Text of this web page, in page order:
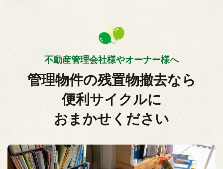
不動産管理会社様やオーナー様へ
管理物件の残置物撤去なら
便利サイクルに
おまかせください